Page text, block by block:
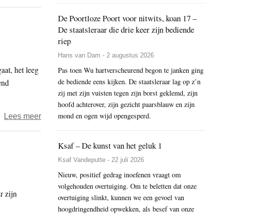
Taigu
menselijk
bodhisattva?
het leeg
Lees meerover
ervaring
zijn
De Poortloze Poort voor nitwits, koan 17 –
De staatsleraar die drie keer zijn bediende
riep
Hans van Dam - 2 augustus 2026
Pas toen Wu hartverscheurend begon te janken ging
de bediende eens kijken. De staatsleraar lag op z’n
zij met zijn vuisten tegen zijn borst geklemd, zijn
hoofd achterover, zijn gezicht paarsblauw en zijn
mond en ogen wijd opengesperd.
Ksaf – De kunst van het geluk 1
Ksaf Vandeputte - 22 juli 2026
Nieuw, positief gedrag inoefenen vraagt om
volgehouden overtuiging. Om te beletten dat onze
overtuiging slinkt, kunnen we een gevoel van
hoogdringendheid opwekken, als besef van onze